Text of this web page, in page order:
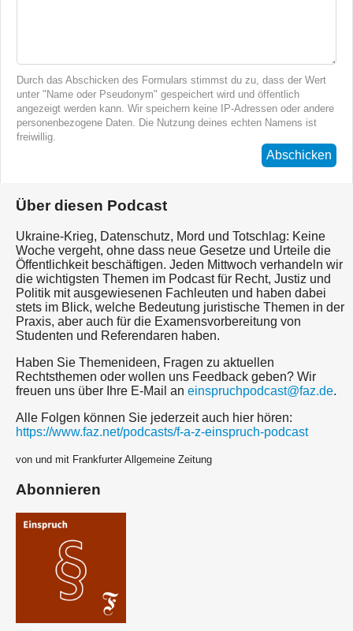
Durch das Abschicken des Formulars stimmst du zu, dass der Wert
unter "Name oder Pseudonym" gespeichert wird und öffentlich
angezeigt werden kann. Wir speichern keine IP-Adressen oder andere
personenbezogene Daten. Die Nutzung deines echten Namens ist
freiwillig.
Abschicken
Über diesen Podcast
Ukraine-Krieg, Datenschutz, Mord und Totschlag: Keine
Woche vergeht, ohne dass neue Gesetze und Urteile die
Öffentlichkeit beschäftigen. Jeden Mittwoch verhandeln wir
die wichtigsten Themen im Podcast für Recht, Justiz und
Politik mit ausgewiesenen Fachleuten und haben dabei
stets im Blick, welche Bedeutung juristische Themen in der
Praxis, aber auch für die Examensvorbereitung von
Studenten und Referendaren haben.
Haben Sie Themenideen, Fragen zu aktuellen
Rechtsthemen oder wollen uns Feedback geben? Wir
freuen uns über Ihre E-Mail an einspruchpodcast@faz.de.
Alle Folgen können Sie jederzeit auch hier hören:
https://www.faz.net/podcasts/f-a-z-einspruch-podcast
von und mit Frankfurter Allgemeine Zeitung
Abonnieren